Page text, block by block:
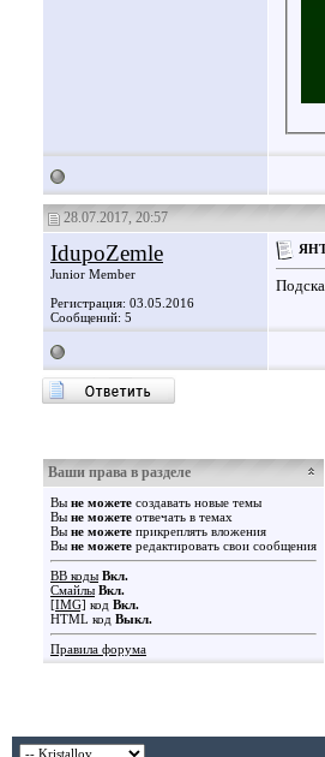
28.07.2017, 20:57
IdupoZemle
Junior Member
Регистрация: 03.05.2016
Сообщений: 5
Ваши права в разделе
Вы не можете создавать новые темы
Вы не можете отвечать в темах
Вы не можете прикреплять вложения
Вы не можете редактировать свои сообщения
BB коды Вкл.
Смайлы Вкл.
[IMG] код Вкл.
HTML код Выкл.
Правила форума